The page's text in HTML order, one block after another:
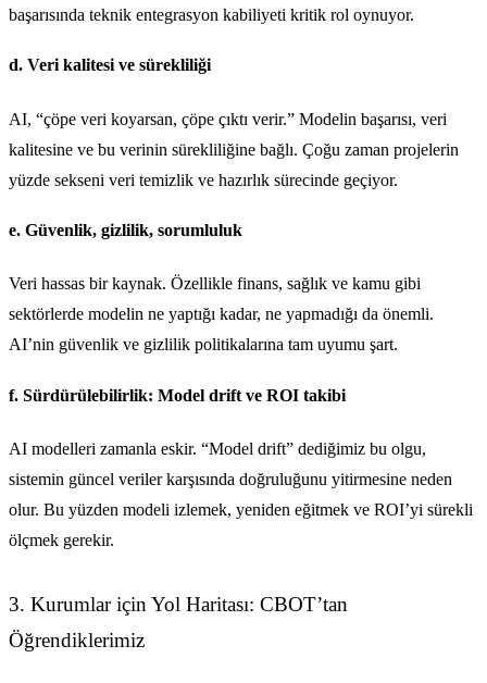
başarısında teknik entegrasyon kabiliyeti kritik rol oynuyor.
d. Veri kalitesi ve sürekliliği
AI, “çöpe veri koyarsan, çöpe çıktı verir.” Modelin başarısı, veri
kalitesine ve bu verinin sürekliliğine bağlı. Çoğu zaman projelerin
yüzde sekseni veri temizlik ve hazırlık sürecinde geçiyor.
e. Güvenlik, gizlilik, sorumluluk
Veri hassas bir kaynak. Özellikle finans, sağlık ve kamu gibi
sektörlerde modelin ne yaptığı kadar, ne yapmadığı da önemli.
AI’nin güvenlik ve gizlilik politikalarına tam uyumu şart.
f. Sürdürülebilirlik: Model drift ve ROI takibi
AI modelleri zamanla eskir. “Model drift” dediğimiz bu olgu,
sistemin güncel veriler karşısında doğruluğunu yitirmesine neden
olur. Bu yüzden modeli izlemek, yeniden eğitmek ve ROI’yi sürekli
ölçmek gerekir.
3. Kurumlar için Yol Haritası: CBOT’tan
Öğrendiklerimiz